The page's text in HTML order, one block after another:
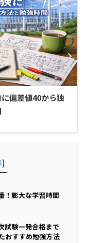
偏差値40から独
]
！膨大な学習時間
試験一発合格まで
おすすめ勉強方法